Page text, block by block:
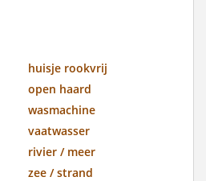
huisje rookvrij
open haard
wasmachine
vaatwasser
rivier / meer
zee / strand